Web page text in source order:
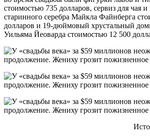
стоимостью 735 долларов, сервиз для чая и
старинного серебра Майкла Файнберга
долларов и 19-дюймовый хрустальный
Уильяма Йеоварда стоимостью 12 500